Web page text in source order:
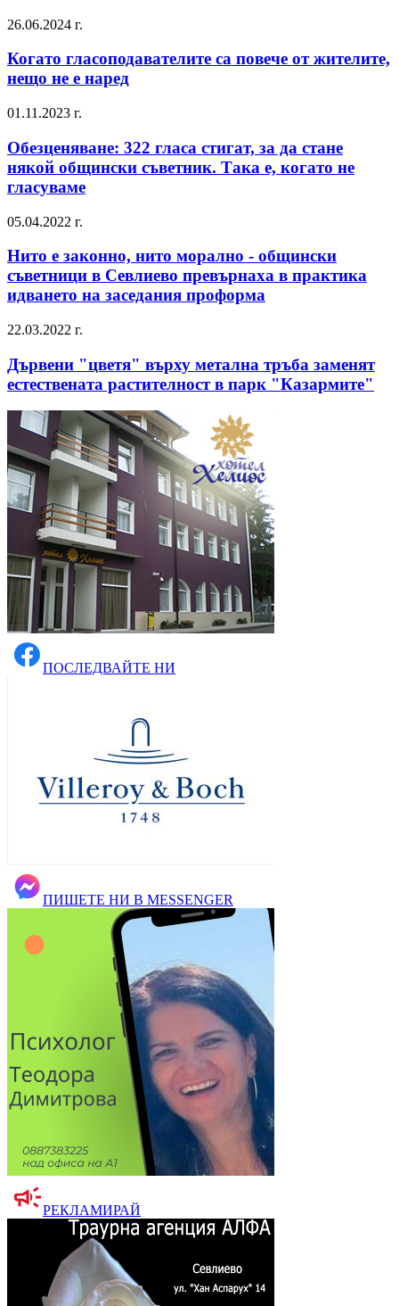
26.06.2024 г.
Когато гласоподавателите са повече от жителите,
нещо не е наред
01.11.2023 г.
Обезценяване: 322 гласа стигат, за да стане
някой общински съветник. Така е, когато не
гласуваме
05.04.2022 г.
Нито е законно, нито морално - общински
съветници в Севлиево превърнаха в практика
идването на заседания проформа
22.03.2022 г.
Дървени "цветя" върху метална тръба заменят
естествената растителност в парк "Казармите"
ПОСЛЕДВАЙТЕ НИ
ПИШЕТЕ НИ В MESSENGER
РЕКЛАМИРАЙ